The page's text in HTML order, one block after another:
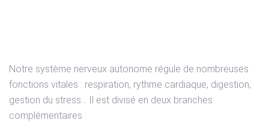
Notre système nerveux autonome régule de nombreuses
fonctions vitales : respiration, rythme cardiaque, digestion,
gestion du stress… Il est divisé en deux branches
complémentaires :